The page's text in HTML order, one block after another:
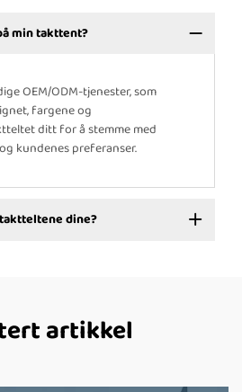
min takttent?
OEM/ODM-tjenester, som
fargene og
ditt for å stemme med
kundenes preferanser.
dine?
artikkel